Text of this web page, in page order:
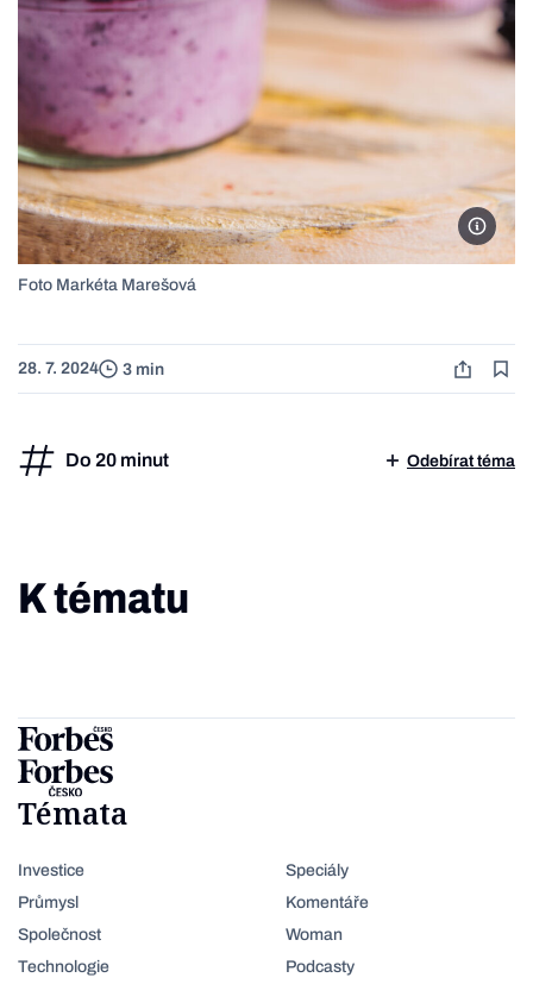
Foto
Foto Markéta Marešová
28. 7. 2024 3 min
Do 20 minut Odebírat téma
K tématu
Témata
Investice
Průmysl
Společnost
Technologie
Speciály
Komentáře
Woman
Podcasty